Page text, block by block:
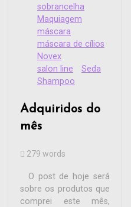
sobrancelha
Maquiagem
máscara
máscara de cílios
Novex
salon line
Seda
Shampoo
Adquiridos do
mês
279 words
O post de hoje será
sobre os produtos que
comprei este mês,